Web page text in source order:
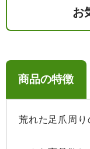
お
商品の特徴
荒れた足爪周り